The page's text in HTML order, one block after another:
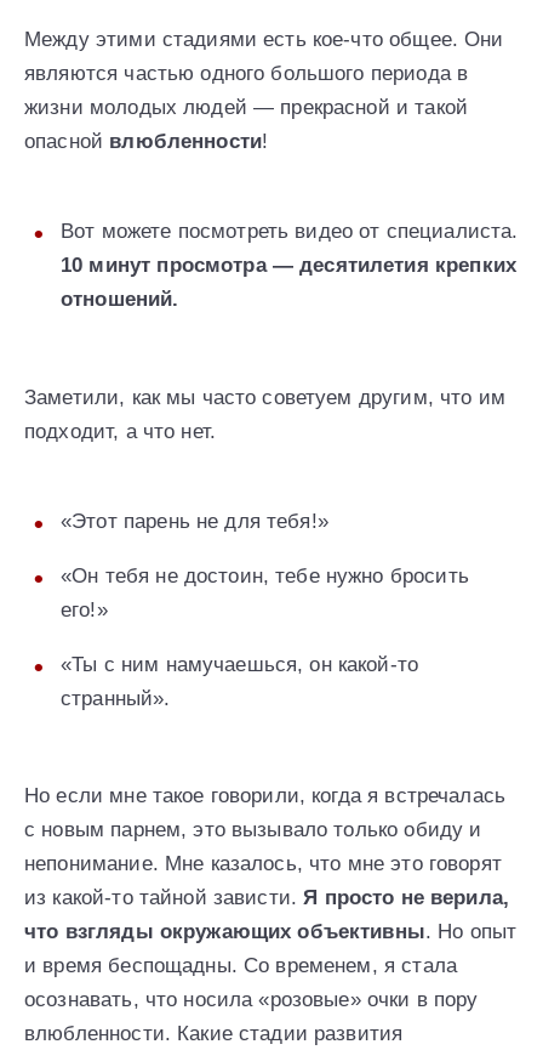
Между этими стадиями есть кое-что общее. Они
являются частью одного большого периода в
жизни молодых людей — прекрасной и такой
опасной влюбленности!
Вот можете посмотреть видео от специалиста.
10 минут просмотра — десятилетия крепких
отношений.
Заметили, как мы часто советуем другим, что им
подходит, а что нет.
«Этот парень не для тебя!»
«Он тебя не достоин, тебе нужно бросить
его!»
«Ты с ним намучаешься, он какой-то
странный».
Но если мне такое говорили, когда я встречалась
с новым парнем, это вызывало только обиду и
непонимание. Мне казалось, что мне это говорят
из какой-то тайной зависти.Я просто не верила,
что взгляды окружающих объективны. Но опыт
и время беспощадны. Со временем, я стала
осознавать, что носила «розовые» очки в пору
влюбленности. Какие стадии развития